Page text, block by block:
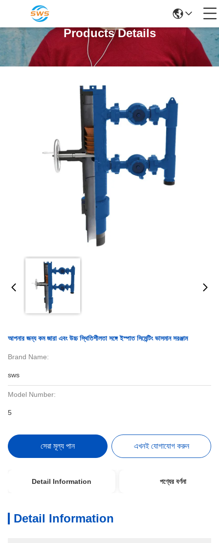
Products Details
আপনার জন্য কম জারা এবং উচ্চ স্থিতিশীলতা সঙ্গে ইস্পাত সিমেন্টিং ভাসমান সরঞ্জাম
Brand Name:
sws
Model Number:
5
সেরা মূল্য পান এখনই যোগাযোগ করুন
Detail Information পণ্যের বর্ণনা
Detail Information